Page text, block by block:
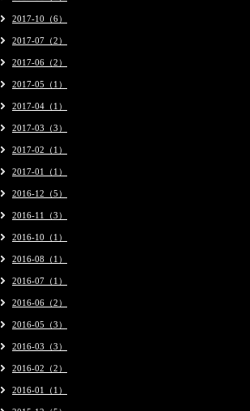
2017-10（6）
2017-07（2）
2017-06（2）
2017-05（1）
2017-04（1）
2017-03（3）
2017-02（1）
2017-01（1）
2016-12（5）
2016-11（3）
2016-10（1）
2016-08（1）
2016-07（1）
2016-06（2）
2016-05（3）
2016-03（3）
2016-02（2）
2016-01（1）